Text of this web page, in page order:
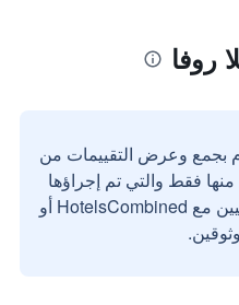
روفا
بجمع وعرض التقييمات من
فقط والتي تم إجراؤها
بواسطة مستخدمين حقيقيين مع HotelsCombined أو